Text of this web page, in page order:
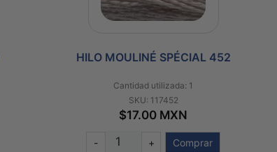
HILO MOULINÉ SPÉCIAL 452
Cantidad utilizada: 1
SKU: 117452
$17.00 MXN
- + Comprar